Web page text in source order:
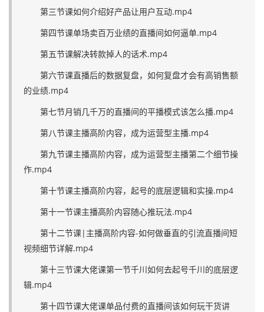
第三节课如何介绍好产品让用户互动.mp4
第四节课单场卖百万业绩的直播间如何逼单.mp4
第五节课解决转款掉人的话术.mp4
第六节课直播后的数据复盘，如何复盘才会有高销售额
的业绩.mp4
第七节月销几千万的直播间的平播模式该怎么播.mp4
第八节课主播高阶内容，成为运营型主播.mp4
第九节课主播高阶内容，成为运营型主播第二个细节操
作.mp4
第十节课主播高阶内容，起号的底层逻辑和实操.mp4
第十一节课主播高阶内容随心推玩法.mp4
第十二节课|主播高阶内容-如何做垂直的引流直播间短
视频细节详解.mp4
第十三节课大佬课第一节千川如何去起号千川的底层逻
辑.mp4
第十四节课大佬课单品付费的直播间该如何玩干货讲